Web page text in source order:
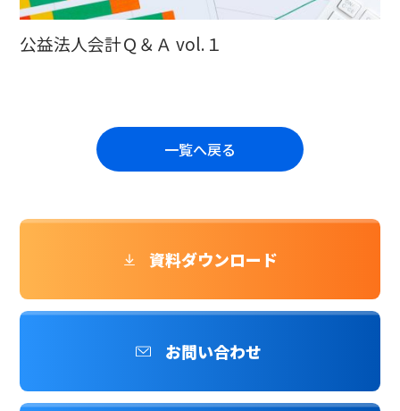
公益法人会計Ｑ＆Ａ vol.１
一覧へ戻る
資料ダウンロード
お問い合わせ